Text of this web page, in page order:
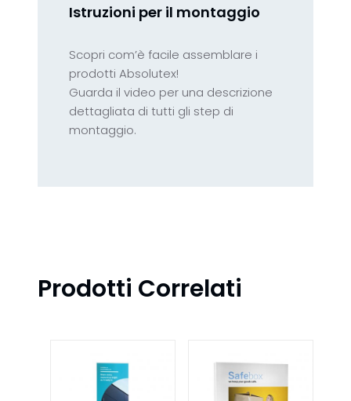
Istruzioni per il montaggio
Scopri com’è facile assemblare i
prodotti Absolutex!
Guarda il video per una descrizione
dettagliata di tutti gli step di
montaggio.
Prodotti Correlati